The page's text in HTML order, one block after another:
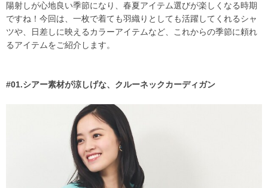
陽射しが心地良い季節になり、春夏アイテム選びが楽しくなる時期
ですね！今回は、一枚で着ても羽織りとしても活躍してくれるシャ
ツや、日差しに映えるカラーアイテムなど、これからの季節に頼れ
るアイテムをご紹介します。
#01.シアー素材が涼しげな、クルーネックカーディガン